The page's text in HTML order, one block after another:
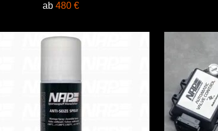
ab 480 €